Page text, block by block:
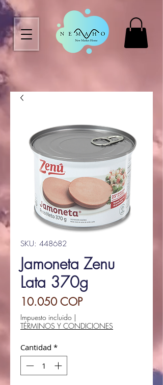
SKU: 448682
Jamoneta Zenu
Lata 370g
10.050 COPPrecio
Impuesto incluido |
TÉRMINOS Y CONDICIONES
Cantidad *